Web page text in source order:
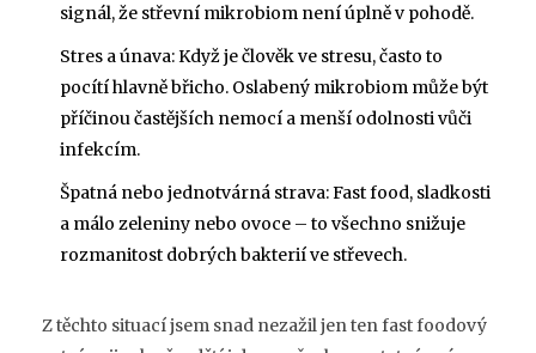
signál, že střevní mikrobiom není úplně v pohodě.
Stres a únava: Když je člověk ve stresu, často to
pocítí hlavně břicho. Oslabený mikrobiom může být
příčinou častějších nemocí a menší odolnosti vůči
infekcím.
Špatná nebo jednotvárná strava: Fast food, sladkosti
a málo zeleniny nebo ovoce – to všechno snižuje
rozmanitost dobrých bakterií ve střevech.
Z těchto situací jsem snad nezažil jen ten fast foodový